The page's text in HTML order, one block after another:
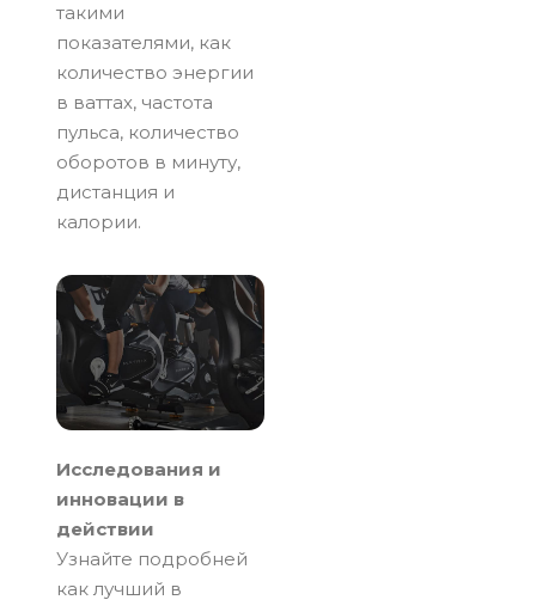
такими
показателями, как
количество энергии
в ваттах, частота
пульса, количество
оборотов в минуту,
дистанция и
калории.
Исследования и
инновации в
действии
Узнайте подробней
как лучший в